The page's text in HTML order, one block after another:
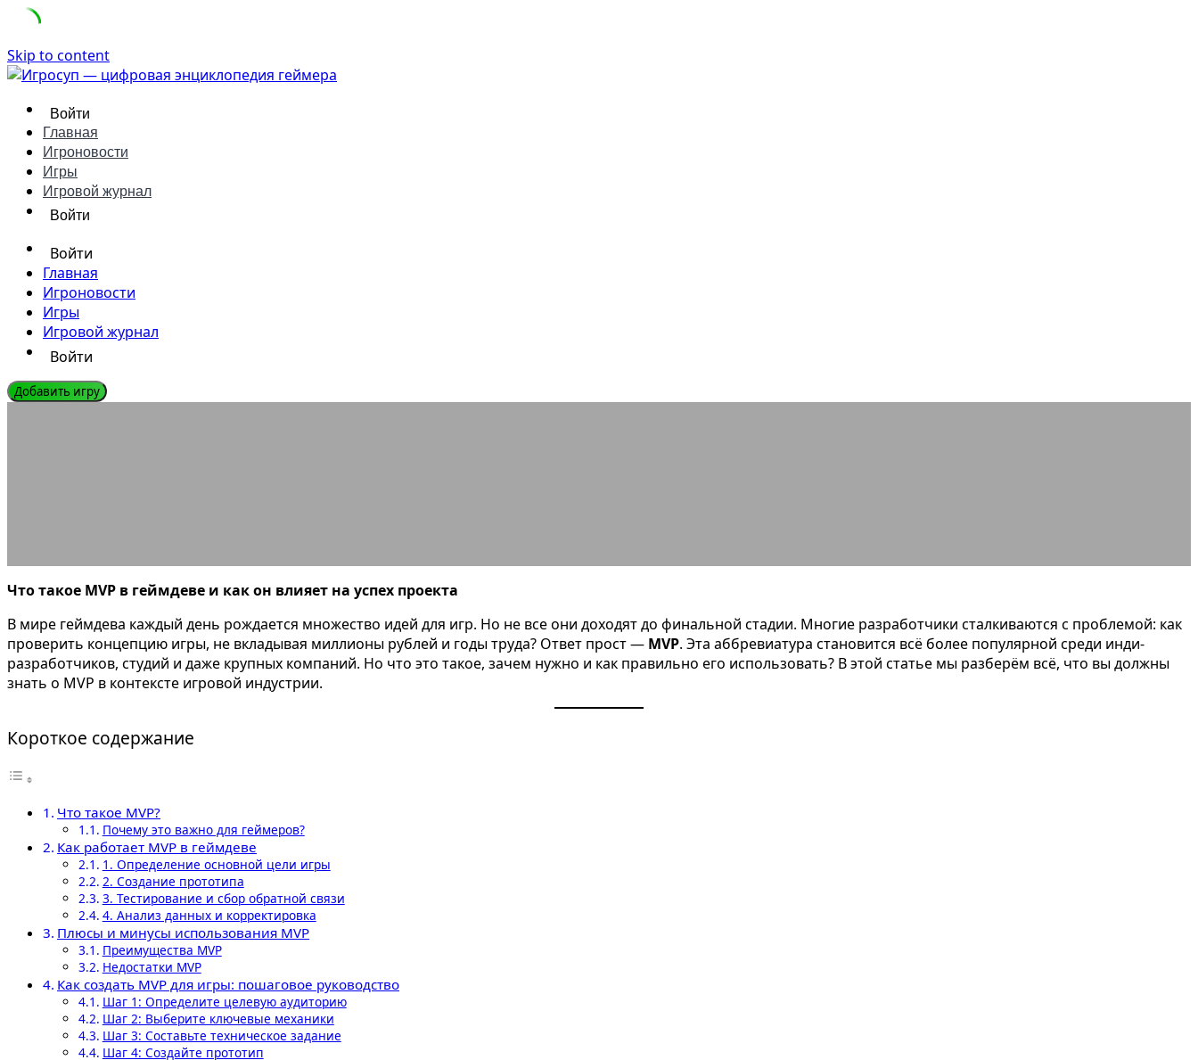
Skip to content
Войти
Главная
Игроновости
Игры
Игровой журнал
Войти
Войти
Главная
Игроновости
Игры
Игровой журнал
Войти
Добавить игру
Что такое MVP в геймдеве и как он влияет на успех проекта
В мире геймдева каждый день рождается множество идей для игр. Но не все они доходят до финальной стадии. Многие разработчики сталкиваются с проблемой: как
проверить концепцию игры, не вкладывая миллионы рублей и годы труда? Ответ прост — MVP. Эта аббревиатура становится всё более популярной среди инди-
разработчиков, студий и даже крупных компаний. Но что это такое, зачем нужно и как правильно его использовать? В этой статье мы разберём всё, что вы должны
знать о MVP в контексте игровой индустрии.
Короткое содержание
Что такое MVP?
Почему это важно для геймеров?
Как работает MVP в геймдеве
1. Определение основной цели игры
2. Создание прототипа
3. Тестирование и сбор обратной связи
4. Анализ данных и корректировка
Плюсы и минусы использования MVP
Преимущества MVP
Недостатки MVP
Как создать MVP для игры: пошаговое руководство
Шаг 1: Определите целевую аудиторию
Шаг 2: Выберите ключевые механики
Шаг 3: Составьте техническое задание
Шаг 4: Создайте прототип